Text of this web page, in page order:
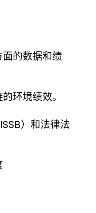
的数据和绩
环境绩效。
）和法律法